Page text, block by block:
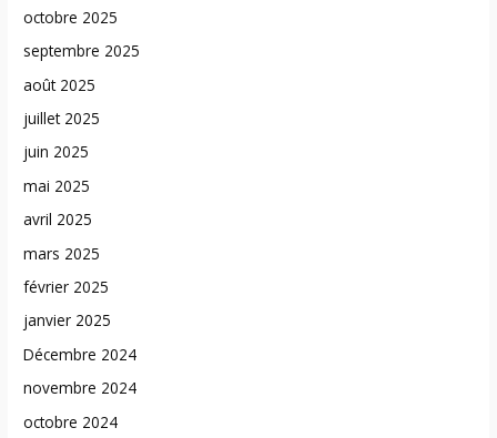
octobre 2025
septembre 2025
août 2025
juillet 2025
juin 2025
mai 2025
avril 2025
mars 2025
février 2025
janvier 2025
Décembre 2024
novembre 2024
octobre 2024